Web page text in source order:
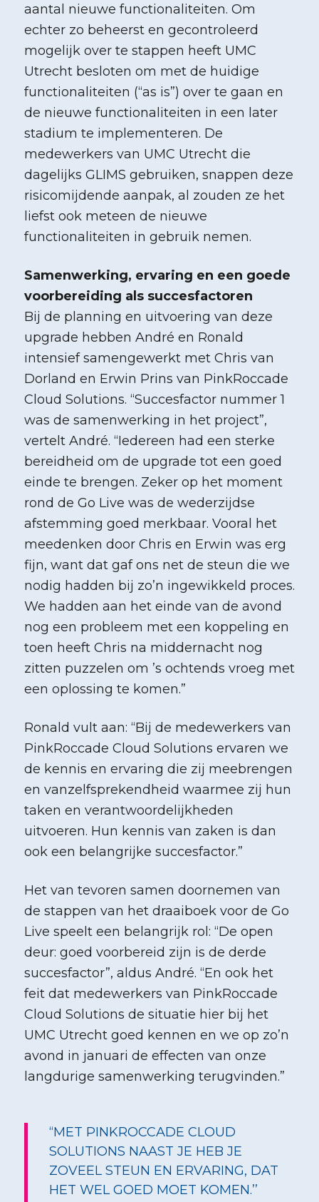
aantal nieuwe functionaliteiten. Om
echter zo beheerst en gecontroleerd
mogelijk over te stappen heeft UMC
Utrecht besloten om met de huidige
functionaliteiten (“as is”) over te gaan en
de nieuwe functionaliteiten in een later
stadium te implementeren. De
medewerkers van UMC Utrecht die
dagelijks GLIMS gebruiken, snappen deze
risicomijdende aanpak, al zouden ze het
liefst ook meteen de nieuwe
functionaliteiten in gebruik nemen.
Samenwerking, ervaring en een goede
voorbereiding als succesfactoren
Bij de planning en uitvoering van deze
upgrade hebben André en Ronald
intensief samengewerkt met Chris van
Dorland en Erwin Prins van PinkRoccade
Cloud Solutions. “Succesfactor nummer 1
was de samenwerking in het project”,
vertelt André. “Iedereen had een sterke
bereidheid om de upgrade tot een goed
einde te brengen. Zeker op het moment
rond de Go Live was de wederzijdse
afstemming goed merkbaar. Vooral het
meedenken door Chris en Erwin was erg
fijn, want dat gaf ons net de steun die we
nodig hadden bij zo’n ingewikkeld proces.
We hadden aan het einde van de avond
nog een probleem met een koppeling en
toen heeft Chris na middernacht nog
zitten puzzelen om ’s ochtends vroeg met
een oplossing te komen.”
Ronald vult aan: “Bij de medewerkers van
PinkRoccade Cloud Solutions ervaren we
de kennis en ervaring die zij meebrengen
en vanzelfsprekendheid waarmee zij hun
taken en verantwoordelijkheden
uitvoeren. Hun kennis van zaken is dan
ook een belangrijke succesfactor.”
Het van tevoren samen doornemen van
de stappen van het draaiboek voor de Go
Live speelt een belangrijk rol: “De open
deur: goed voorbereid zijn is de derde
succesfactor”, aldus André. “En ook het
feit dat medewerkers van PinkRoccade
Cloud Solutions de situatie hier bij het
UMC Utrecht goed kennen en we op zo’n
avond in januari de effecten van onze
langdurige samenwerking terugvinden.”
“MET PINKROCCADE CLOUD
SOLUTIONS NAAST JE HEB JE
ZOVEEL STEUN EN ERVARING, DAT
HET WEL GOED MOET KOMEN.’’